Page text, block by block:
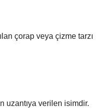
çorap veya çizme tarzı
uzantıya verilen isimdir.